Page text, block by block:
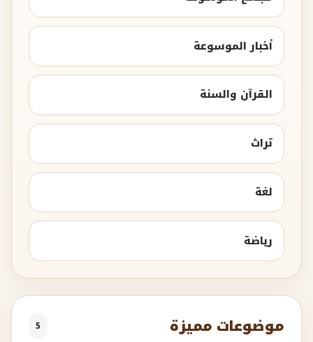
أخبار الموسوعة
القرآن والسنة
تراث
لغة
رياضة
موضوعات مميزة 5